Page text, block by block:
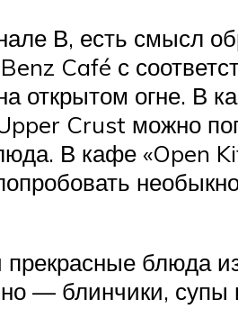
В, есть смысл
Café с
открытом огне. В
Crust можно
В кафе «Open
прекрасные блюда
— блинчики, супы